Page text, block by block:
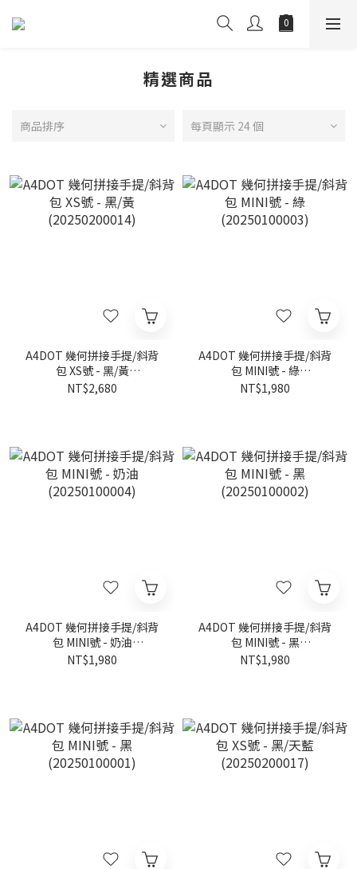
精選商品
商品排序 每頁顯示 24 個
A4DOT 幾何拼接手提/斜背
包 XS號 - 黑/黃
(20250200014)
NT$2,680
A4DOT 幾何拼接手提/斜背
包 MINI號 - 綠
(20250100003)
NT$1,980
A4DOT 幾何拼接手提/斜背
包 MINI號 - 奶油
(20250100004)
NT$1,980
A4DOT 幾何拼接手提/斜背
包 MINI號 - 黑
(20250100002)
NT$1,980